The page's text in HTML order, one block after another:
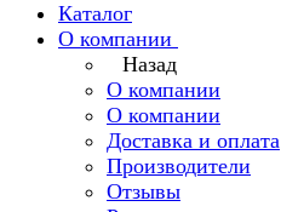
Каталог
О компании
Назад
О компании
О компании
Доставка и оплата
Производители
Отзывы